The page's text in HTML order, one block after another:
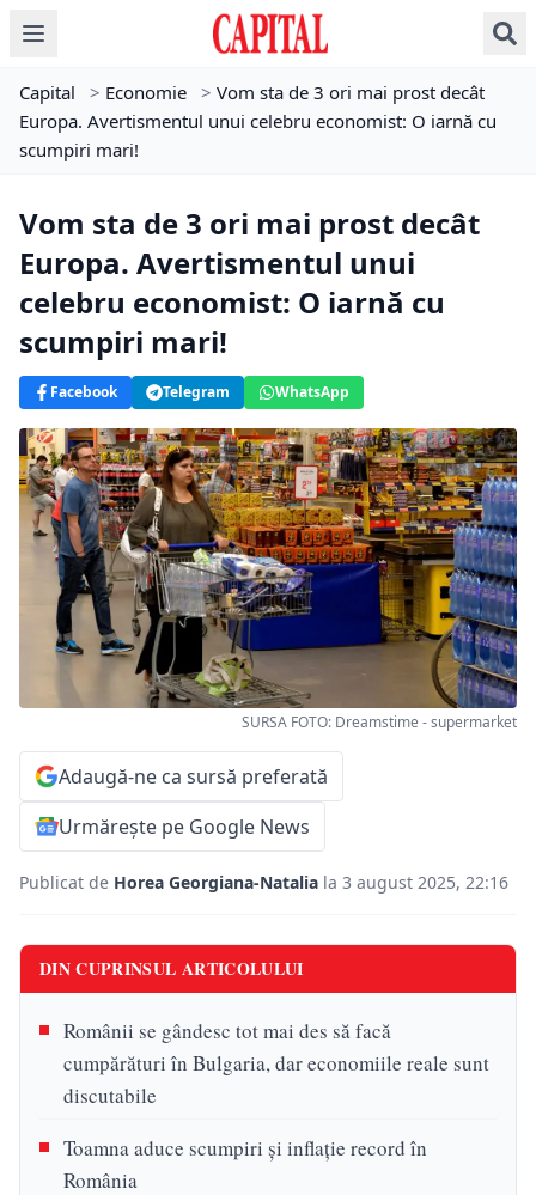
Capital > Economie > Vom sta de 3 ori mai prost decât
Europa. Avertismentul unui celebru economist: O iarnă cu
scumpiri mari!
Vom sta de 3 ori mai prost decât
Europa. Avertismentul unui
celebru economist: O iarnă cu
scumpiri mari!
Facebook Telegram WhatsApp
SURSA FOTO: Dreamstime - supermarket
Adaugă-ne ca sursă preferată
Urmărește pe Google News
Publicat de Horea Georgiana-Natalia la 3 august 2025, 22:16
DIN CUPRINSUL ARTICOLULUI
Românii se gândesc tot mai des să facă
cumpărături în Bulgaria, dar economiile reale sunt
discutabile
Toamna aduce scumpiri și inflație record în
România